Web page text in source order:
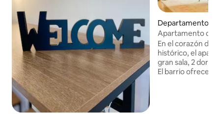
Departamento en
Apartamento con
CORAZÓN de
En el corazón de
histórico, el
gran sala, 2
El barrio ofrece